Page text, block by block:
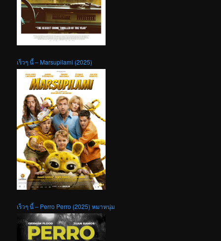
เร็วๆ นี้ – Marsupilami (2025)
เร็วๆ นี้ – Perro Perro (2025) หมาหนุ่ม